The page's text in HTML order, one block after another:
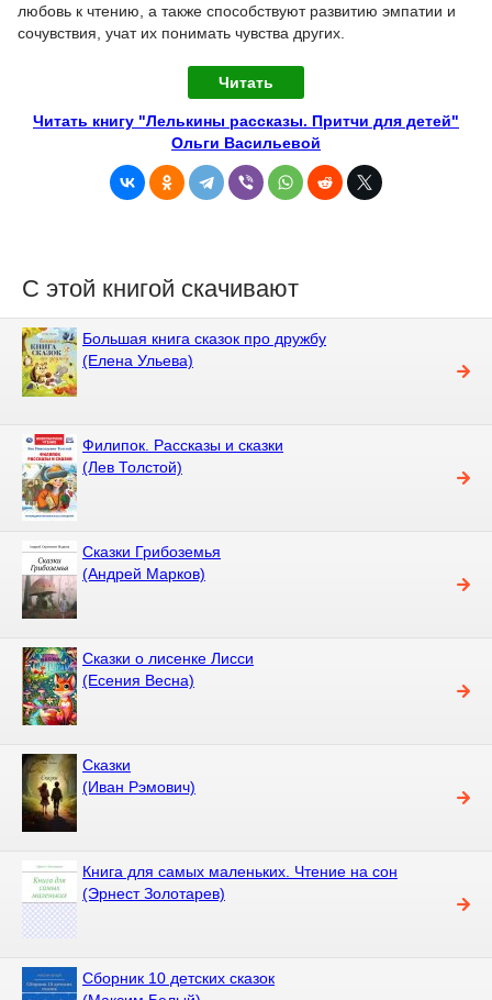
любовь к чтению, а также способствуют развитию эмпатии и
сочувствия, учат их понимать чувства других.
Читать
Читать книгу "Лелькины рассказы. Притчи для детей"
Ольги Васильевой
С этой книгой скачивают
Большая книга сказок про дружбу
(Елена Ульева)
Филипок. Рассказы и сказки
(Лев Толстой)
Сказки Грибоземья
(Андрей Марков)
Сказки о лисенке Лисси
(Есения Весна)
Сказки
(Иван Рэмович)
Книга для самых маленьких. Чтение на сон
(Эрнест Золотарев)
Сборник 10 детских сказок